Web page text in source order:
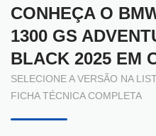
CONHEÇA O
1300 GS
BLACK 2025 EM
SELECIONE A VERSÃO NA
FICHA TÉCNICA COMPLETA